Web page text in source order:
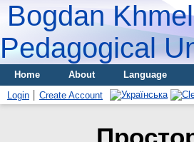
Bogdan
Pedagogical
Home About Language
Login
Create Account